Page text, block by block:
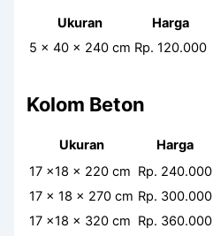
Ukuran
Harga
5 x 40 x 240 cm Rp. 120.000
Kolom Beton
Ukuran
Harga
17 x18 x 220 cm Rp. 240.000
17 x 18 x 270 cm Rp. 300.000
17 x18 x 320 cm Rp. 360.000